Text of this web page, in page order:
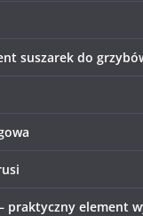
suszarek do
praktyczny element